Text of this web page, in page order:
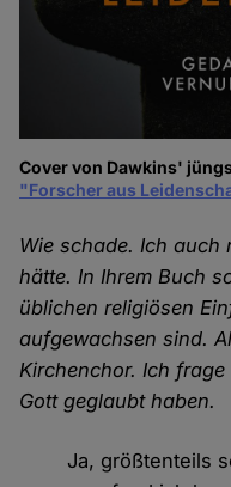
Cover von Dawkins'
"Forscher aus
Wie schade. Ich auch
hätte. In Ihrem Buch
üblichen religiösen
aufgewachsen sind.
Kirchenchor. Ich
Gott geglaubt haben.
Ja, größtenteils